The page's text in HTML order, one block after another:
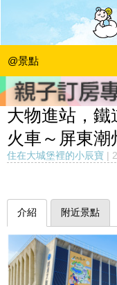
@景點
大物進站，
火車～屏東潮
住在大城堡裡的小辰寶
介紹 附近景點